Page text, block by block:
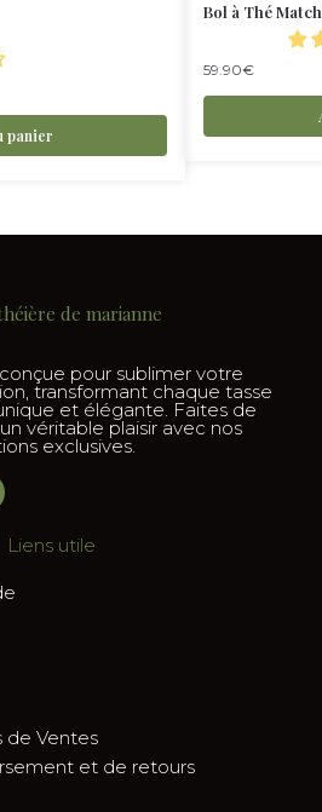
panier
Bol à Thé
59.90€
pour sublimer votre
transformant chaque tasse
et élégante. Faites de
véritable plaisir avec nos
exclusives.
Liens utile
de Ventes
et de retours